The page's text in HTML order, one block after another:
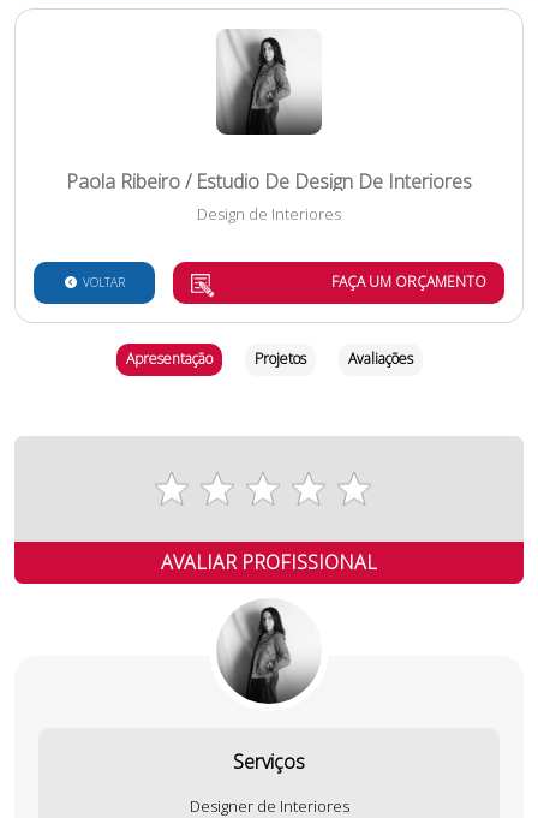
Paola Ribeiro / Estudio De Design De Interiores
Design de Interiores
VOLTAR FAÇA UM ORÇAMENTO
Apresentação Projetos Avaliações
AVALIAR PROFISSIONAL
Serviços
Designer de Interiores